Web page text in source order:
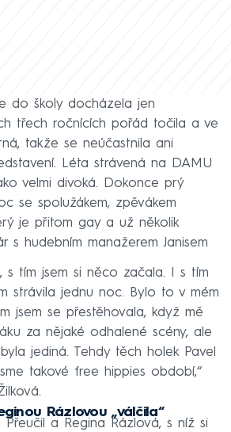
do školy docházela jen
třech ročnících pořád točila a ve
takže se neúčastnila ani
Léta strávená na DAMU
velmi divoká. Dokonce prý
se spolužákem, zpěvákem
je přitom gay a už několik
s hudebním manažerem Janisem
s tím jsem si něco začala. I s tím
strávila jednu noc. Bylo to v mém
jsem se přestěhovala, když mě
za nějaké odhalené scény, ale
jediná. Tehdy těch holek Pavel
takové free hippies období,“
Rázlovou „válčila“
Přeučil a Regina Rázlová, s níž si